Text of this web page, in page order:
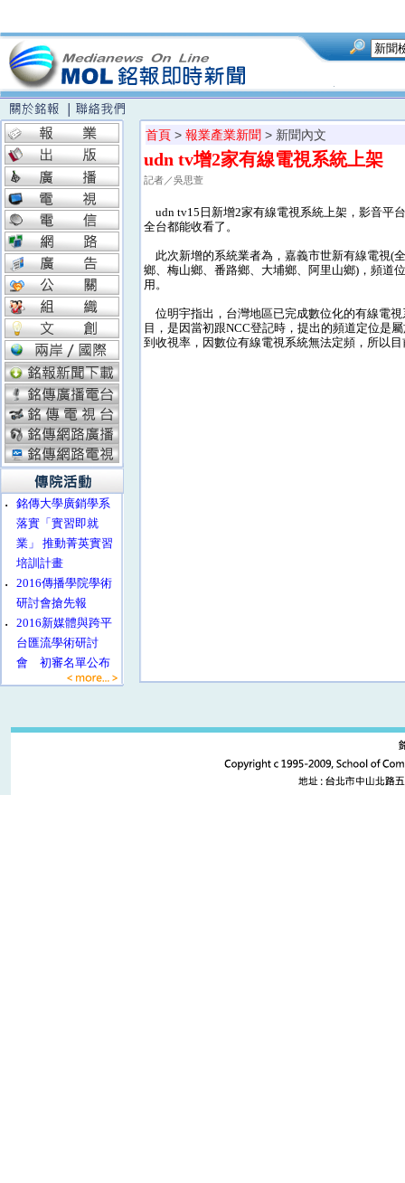
‧
銘傳大學廣銷學系
落實「實習即就
業」 推動菁英實習
培訓計畫
‧
2016傳播學院學術
研討會搶先報
‧
2016新媒體與跨平
台匯流學術研討
會 初審名單公布
首頁 > 報業產業新聞 > 新聞內文
udn tv增2家有線電視系統上架
記者／吳思萱
udn tv15日新增2家有線電視系統上架，影音平
全台都能收看了。
此次新增的系統業者為，嘉義市世新有線電視(
鄉、梅山鄉、番路鄉、大埔鄉、阿里山鄉)，頻道
用。
位明宇指出，台灣地區已完成數位化的有線電
目，是因當初跟NCC登記時，提出的頻道定位是
到收視率，因數位有線電視系統無法定頻，所以